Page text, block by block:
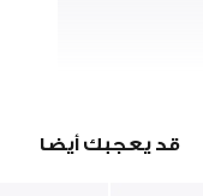
قد يعجبك أيضا